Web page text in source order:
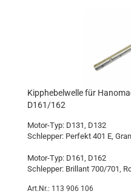
Kipphebelwelle für
D161/162
Motor-Typ: D131, D132
Schlepper: Perfekt 401 E,
Motor-Typ: D161, D162
Schlepper: Brillant 700/701,
Art.Nr.: 113 906 106